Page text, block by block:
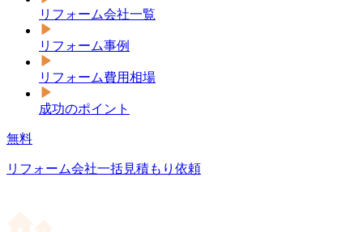
リフォーム会社一覧
リフォーム事例
リフォーム費用相場
成功のポイント
無料
リフォーム会社一括見積もり依頼